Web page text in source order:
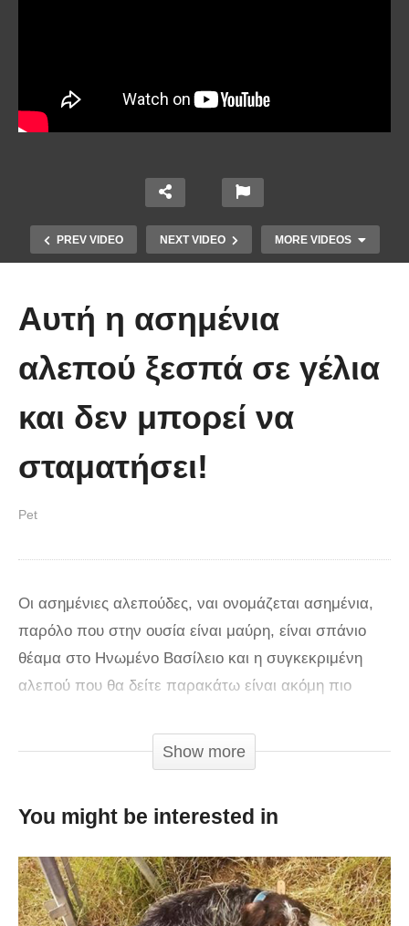
PREV VIDEO NEXT VIDEO MORE VIDEOS
στον κόσμο!! (Video)
Αυτή η ασημένια
αλεπού ξεσπά σε γέλια
και δεν μπορεί να
σταματήσει!
Pet
Οι ασημένιες αλεπούδες, ναι ονομάζεται ασημένια,
παρόλο που στην ουσία είναι μαύρη, είναι σπάνιο
θέαμα στο Ηνωμένο Βασίλειο και η συγκεκριμένη
αλεπού που θα δείτε παρακάτω είναι ακόμη πιο
εγκαταλείφτηκε όταν έχασε το σπίτι του πολύ μικρός.
Στη συνέχεια τον υιοθέτησε μια οικογένεια που με
πραγματικό σκυλί.mΚάτι που ίσως οι περισσότεροι
είναι απίστευτα φωνητικά ζώα.
Show more
You might be interested in